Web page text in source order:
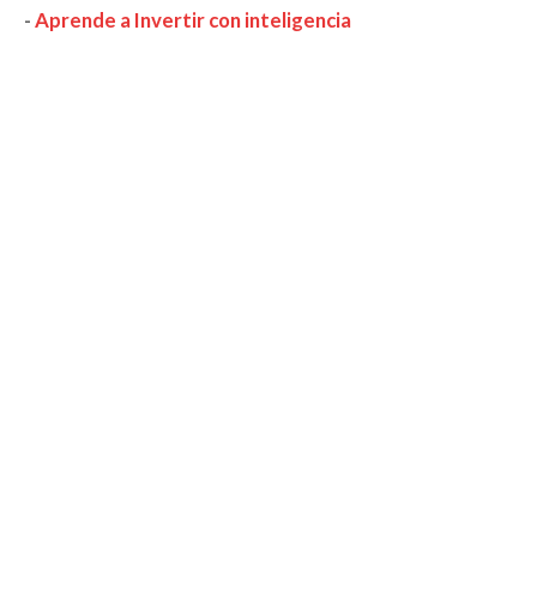
-Aprende a Invertir con inteligencia